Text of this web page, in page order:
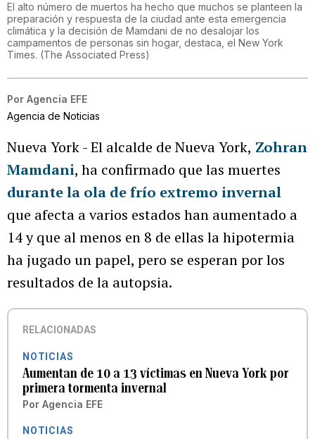
El alto número de muertos ha hecho que muchos se planteen la
preparación y respuesta de la ciudad ante esta emergencia
climática y la decisión de Mamdani de no desalojar los
campamentos de personas sin hogar, destaca, el New York
Times. (The Associated Press)
Por Agencia EFE
Agencia de Noticias
Nueva York - El alcalde de Nueva York, Zohran
Mamdani, ha confirmado que las muertes
durante la ola de frío extremo invernal
que afecta a varios estados han aumentado a
14 y que al menos en 8 de ellas la hipotermia
ha jugado un papel, pero se esperan por los
resultados de la autopsia.
RELACIONADAS
NOTICIAS
Aumentan de 10 a 13 víctimas en Nueva York por
primera tormenta invernal
Por Agencia EFE
NOTICIAS